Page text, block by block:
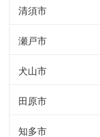
清須市
瀬戸市
犬山市
田原市
知多市